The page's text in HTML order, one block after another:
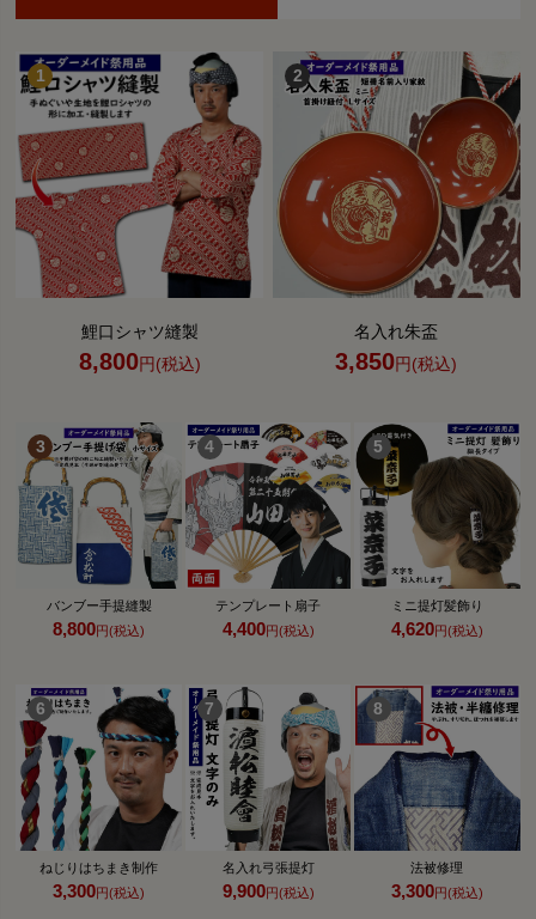
鯉口シャツ縫製
8,800円(税込)
名入れ朱盃
3,850円(税込)
バンブー手提縫製
8,800円(税込)
テンプレート扇子
4,400円(税込)
ミニ提灯髪飾り
4,620円(税込)
ねじりはちまき制作
3,300円(税込)
名入れ弓張提灯
9,900円(税込)
法被修理
3,300円(税込)